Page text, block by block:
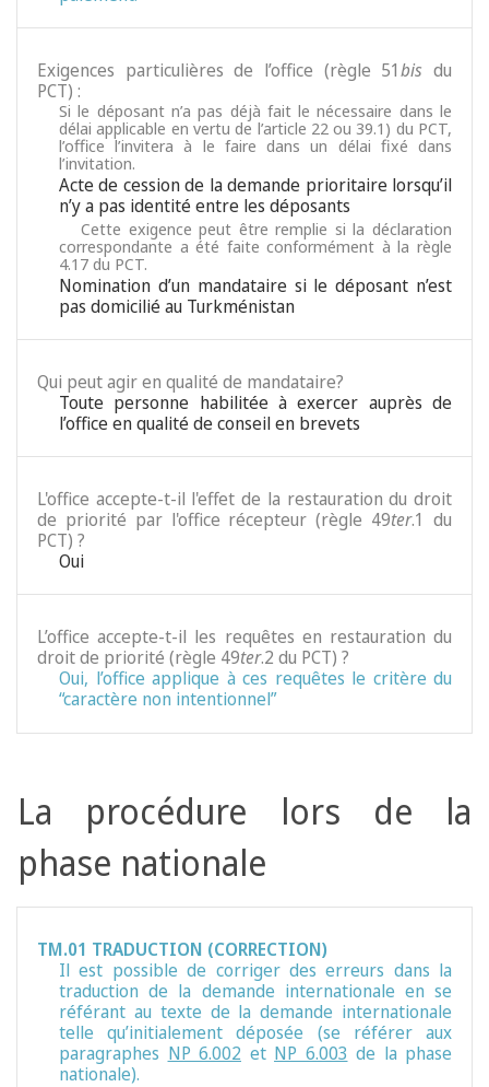
Exigences particulières de l’office (règle 51bis du
PCT) :
Si le déposant n’a pas déjà fait le nécessaire dans le
délai applicable en vertu de l’article 22 ou 39.1) du PCT,
l’office l’invitera à le faire dans un délai fixé dans
l’invitation.
Acte de cession de la demande prioritaire lorsqu’il
n’y a pas identité entre les déposants
Cette exigence peut être remplie si la déclaration
correspondante a été faite conformément à la règle
4.17 du PCT.
Nomination d’un mandataire si le déposant n’est
pas domicilié au Turkménistan
Qui peut agir en qualité de mandataire?
Toute personne habilitée à exercer auprès de
l’office en qualité de conseil en brevets
L'office accepte-t-il l'effet de la restauration du droit
de priorité par l'office récepteur (règle 49ter.1 du
PCT) ?
Oui
L’office accepte-t-il les requêtes en restauration du
droit de priorité (règle 49ter.2 du PCT) ?
Oui, l’office applique à ces requêtes le critère du
“caractère non intentionnel”
La procédure lors de la
phase nationale
TM.01 TRADUCTION (CORRECTION)
Il est possible de corriger des erreurs dans la
traduction de la demande internationale en se
référant au texte de la demande internationale
telle qu’initialement déposée (se référer aux
paragraphes NP 6.002 et NP 6.003 de la phase
nationale).